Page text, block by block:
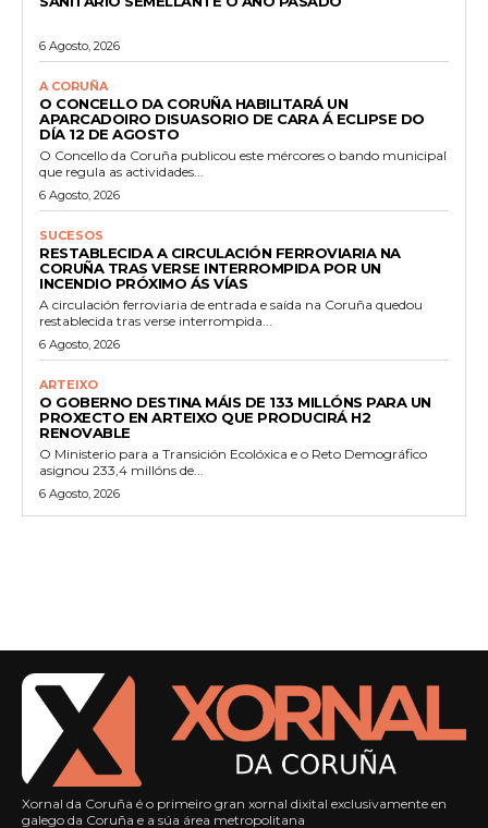
6 Agosto, 2026
A CORUÑA
O CONCELLO DA CORUÑA HABILITARÁ UN
APARCADOIRO DISUASORIO DE CARA Á ECLIPSE DO
DÍA 12 DE AGOSTO
O Concello da Coruña publicou este mércores o bando municipal
que regula as actividades...
6 Agosto, 2026
SUCESOS
RESTABLECIDA A CIRCULACIÓN FERROVIARIA NA
CORUÑA TRAS VERSE INTERROMPIDA POR UN
INCENDIO PRÓXIMO ÁS VÍAS
A circulación ferroviaria de entrada e saída na Coruña quedou
restablecida tras verse interrompida...
6 Agosto, 2026
ARTEIXO
O GOBERNO DESTINA MÁIS DE 133 MILLÓNS PARA UN
PROXECTO EN ARTEIXO QUE PRODUCIRÁ H2
RENOVABLE
O Ministerio para a Transición Ecolóxica e o Reto Demográfico
asignou 233,4 millóns de...
6 Agosto, 2026
Xornal da Coruña é o primeiro gran xornal dixital exclusivamente en
galego da Coruña e a súa área metropolitana